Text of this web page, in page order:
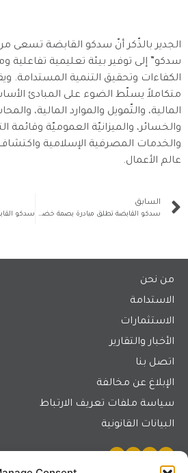
الجدير بالذّكر أنّ سدكو القابضة تسعى من
سدكو” إلى توفير بيئة تعليمية
الكفاءات وتحقيق التنمية المستدامة.
متكاملاً يسلّط الضوء على المبادئ
المالية، والتّمويل والموارد المالية،
والخسائر، والميزانيّة العموميّة وقائمة
والخدمات المصرفية الإسلامية
عالم الأعمال.
السابق
سدكو القابضة تطلق مبادرة بصمة خضراء لتعزيز الاستدامة البيئية
من نحن
الاستدامة
الاستثمارات
الأخبار والتقارير
اتصل بنا
الإبلاغ عن مخالفة
سياسة ملفات تعريف الارتباط
البيانات القانونية